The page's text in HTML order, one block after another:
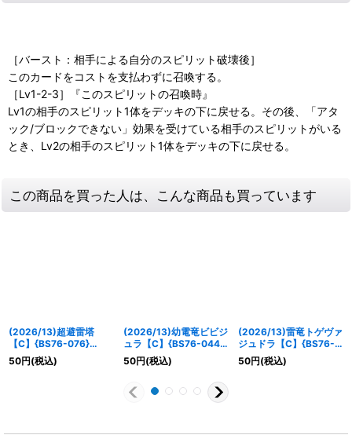
［バースト：相手による自分のスピリット破壊後］
このカードをコストを支払わずに召喚する。
［Lv1-2-3］『このスピリットの召喚時』
Lv1の相手のスピリット1体をデッキの下に戻せる。その後、「アタ
ック/ブロックできない」効果を受けている相手のスピリットがいる
とき、Lv2の相手のスピリット1体をデッキの下に戻せる。
この商品を買った人は、こんな商品も買っています
(2026/13)超避雷塔
【C】{BS76-076}
《黄》
50円(税込)
(2026/13)幼電竜ビビジ
ュラ【C】{BS76-044}
《黄》
50円(税込)
(2026/13)雷竜トゲヴァ
ジュドラ【C】{BS76-
047}《黄》
50円(税込)